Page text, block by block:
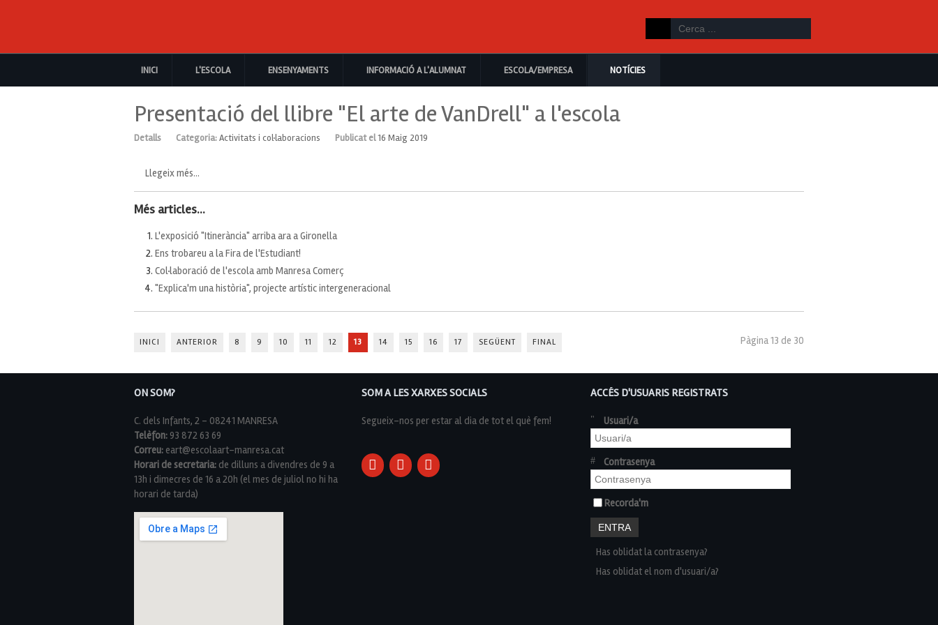
INICI L'ESCOLA ENSENYAMENTS INFORMACIÓ A L'ALUMNAT ESCOLA/EMPRESA NOTÍCIES
Presentació del llibre "El arte de VanDrell" a l'escola
Detalls Categoria:Activitats i col·laboracions Publicat el16 Maig 2019
Llegeix més...
Més articles...
L'exposició "Itinerància" arriba ara a Gironella
Ens trobareu a la Fira de l'Estudiant!
Col·laboració de l'escola amb Manresa Comerç
"Explica'm una història", projecte artístic intergeneracional
Pàgina 13 de 30
INICI ANTERIOR 8 9 10 11 12 13 14 15 16 17 SEGÜENT FINAL
ON SOM?
C. dels Infants, 2 - 08241 MANRESA
Telèfon: 93 872 63 69
Correu: eart@escolaart-manresa.cat
Horari de secretaria: de dilluns a divendres de 9 a
13h i dimecres de 16 a 20h (el mes de juliol no hi ha
horari de tarda)
SOM A LES XARXES SOCIALS
Segueix-nos per estar al dia de tot el què fem!
ACCÉS D'USUARIS REGISTRATS
Usuari/a
Contrasenya
Recorda'm
Has oblidat la contrasenya?
Has oblidat el nom d'usuari/a?